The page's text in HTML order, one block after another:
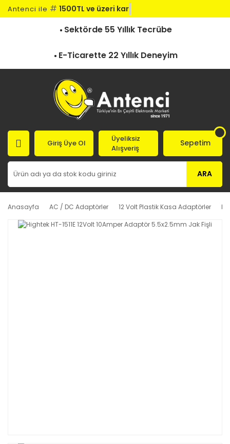
Antenci ile # 1500TL ve üzeri kargo
Sektörde 55 Yıllık Tecrübe
E-Ticarette 22 Yıllık Deneyim
ARA
Giriş Üye Ol
Üyeliksiz
Alışveriş
Sepetim
Anasayfa AC / DC Adaptörler 12 Volt Plastik Kasa Adaptörler